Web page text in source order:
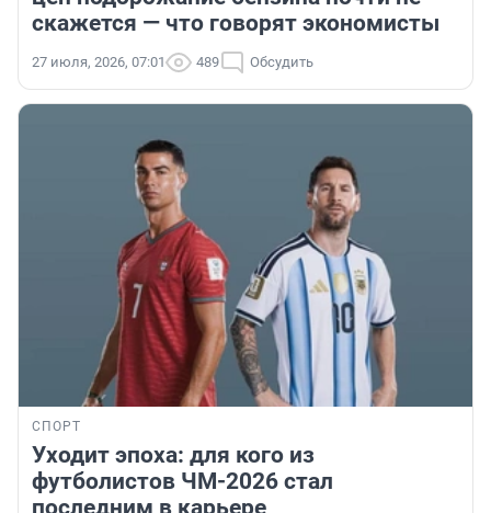
скажется — что говорят экономисты
27 июля, 2026, 07:01 489 Обсудить
СПОРТ
Уходит эпоха: для кого из
футболистов ЧМ-2026 стал
последним в карьере